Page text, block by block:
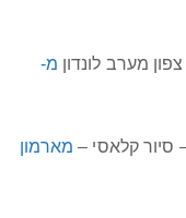
מ-
מארמון